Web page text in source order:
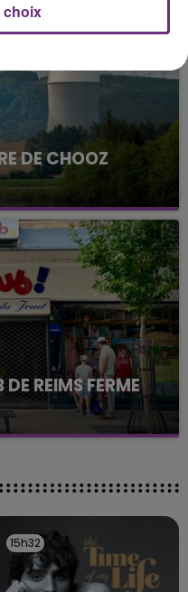
DE CHOOZ
la centrale
Une situation
qui est toujours
REIMS FERME
du centre-ville
15h32
15h32
choix